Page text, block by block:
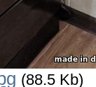
(88.5 Kb)